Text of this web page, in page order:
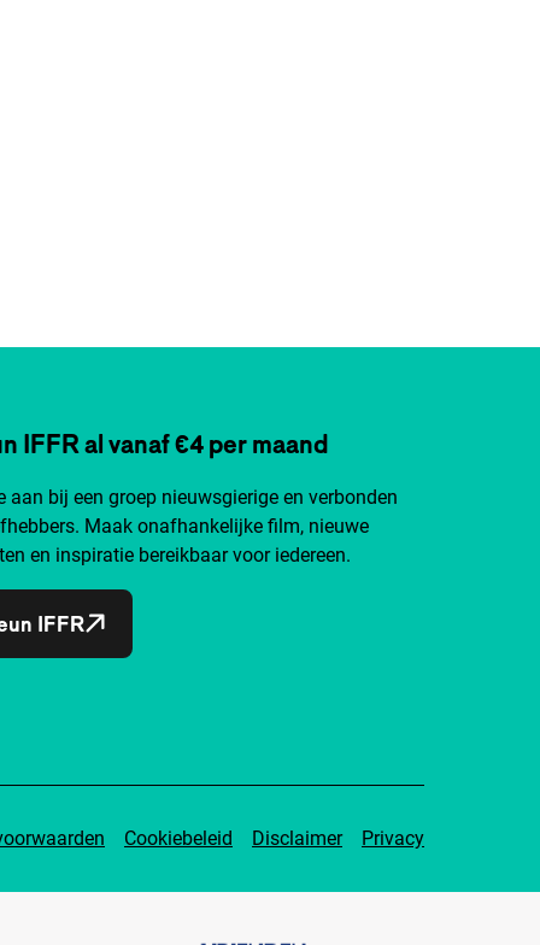
IFFR al vanaf €4 per maand
aan bij een groep nieuwsgierige en verbonden
Maak onafhankelijke film, nieuwe
en inspiratie bereikbaar voor iedereen.
IFFR
Cookiebeleid Disclaimer Privacy